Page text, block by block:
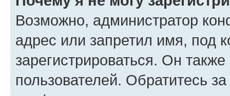
Возможно, администратор
адрес или запретил имя, под
зарегистрироваться. Он
пользователей. Обратитесь